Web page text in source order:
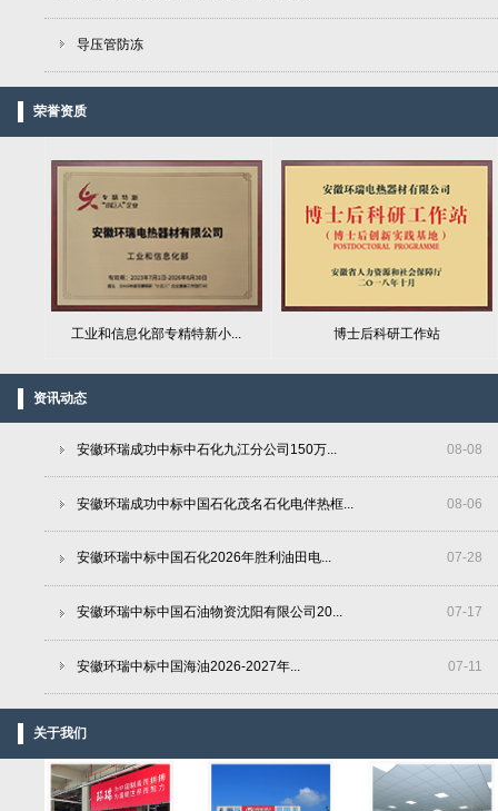
导压管防冻
荣誉资质
工业和信息化部专精特新小... 博士后科研工作站
资讯动态
08-08
安徽环瑞成功中标中石化九江分公司150万...
08-06
安徽环瑞成功中标中国石化茂名石化电伴热框...
07-28
安徽环瑞中标中国石化2026年胜利油田电...
07-17
安徽环瑞中标中国石油物资沈阳有限公司20...
07-11
安徽环瑞中标中国海油2026-2027年...
关于我们